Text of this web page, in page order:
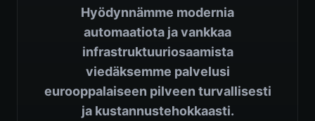
Hyödynnämme modernia
automaatiota ja vankkaa
infrastruktuuriosaamista
viedäksemme palvelusi
eurooppalaiseen pilveen turvallisesti
ja kustannustehokkaasti.